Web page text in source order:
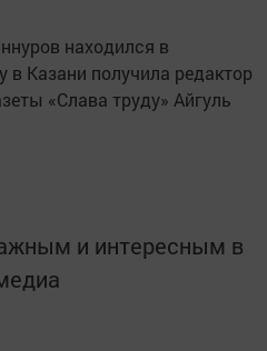
находился в
в Казани получила редактор
«Слава труду» Айгуль
и интересным в